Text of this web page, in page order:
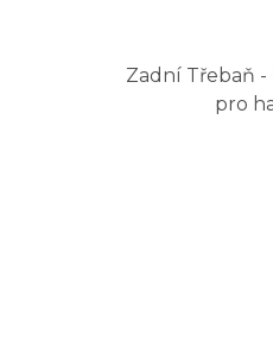
Zadní Třebaň -
pro